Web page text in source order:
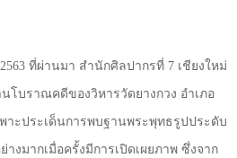
2563 ที่ผ่านมา สำนักศิลปากรที่ 7 เชียงใหม่
โบราณคดีของวิหารวัดยางกวง อำเภอ
พาะประเด็นการพบฐานพระพุทธรูปประดับ
งมากเมื่อครั้งมีการเปิดเผยภาพ ซึ่งจาก